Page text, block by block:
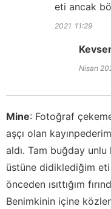
eti ancak
2021 11:29
Nisan
Mine: Fotoğraf
aşçı olan
aldı. Tam buğday
üstüne didiklediğim
önceden ısıttığım
Benimkinin içine